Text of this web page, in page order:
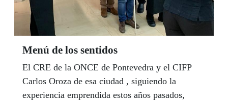
Menú de los sentidos
El CRE de la ONCE de Pontevedra y el CIFP
Carlos Oroza de esa ciudad , siguiendo la
experiencia emprendida estos años pasados,